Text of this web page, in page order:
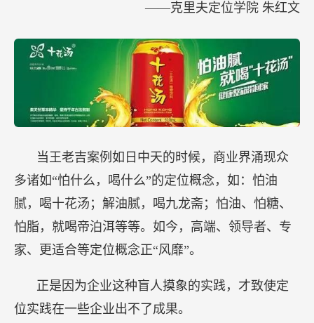
——克里夫定位学院 朱红文
当王老吉案例如日中天的时候，商业界涌现众
多诸如“怕什么，喝什么”的定位概念，如：怕油
腻，喝十花汤；解油腻，喝九龙斋；怕油、怕糖、
怕脂，就喝帝泊洱等等。如今，高端、领导者、专
家、更适合等定位概念正“风靡”。
正是因为企业这种盲人摸象的实践，才致使定
位实践在一些企业出不了成果。